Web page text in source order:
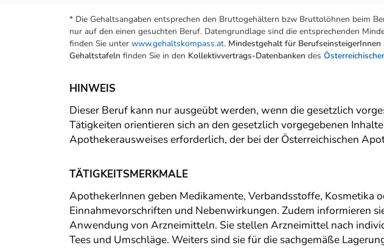
* Die Gehaltsangaben entsprechen den Bruttogehältern bzw Bruttolöhnen beim
nur auf den einen gesuchten Beruf. Datengrundlage sind die entsprechenden
finden Sie unter www.gehaltskompass.at. Mindestgehalt für
Gehaltstafeln finden Sie in den Kollektivvertrags-Datenbanken des
HINWEIS
Dieser Beruf kann nur ausgeübt werden, wenn die gesetzlich
Tätigkeiten orientieren sich an den gesetzlich vorgegebenen
Apothekerausweises erforderlich, der bei der Österreichischen
TÄTIGKEITSMERKMALE
ApothekerInnen geben Medikamente, Verbandsstoffe, Kosmetika
Einnahmevorschriften und Nebenwirkungen. Zudem informieren
Anwendung von Arzneimitteln. Sie stellen Arzneimittel nach
Tees und Umschläge. Weiters sind sie für die sachgemäße